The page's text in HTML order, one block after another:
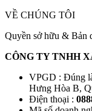
VỀ CHÚNG TÔI
Quyền sở hữu & Bản
CÔNG TY TNHH
VPGD : Đúng
Hưng Hòa B,
Điện thoại :